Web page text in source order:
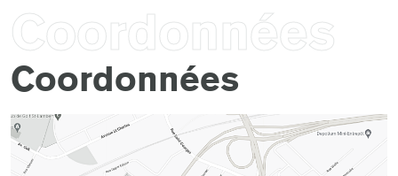
Coordonnées
Coordonnées